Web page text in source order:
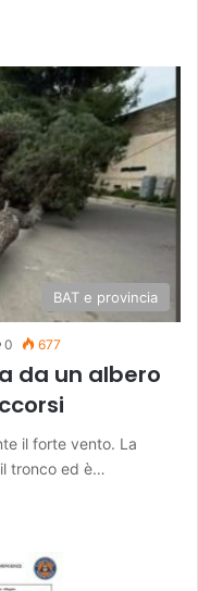
BAT e provincia
0 677
da un albero
il forte vento. La
tronco ed è…